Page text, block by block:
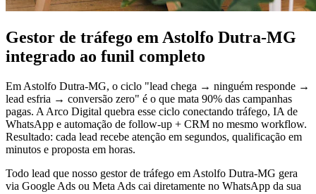
Gestor de tráfego em Astolfo Dutra-MG
integrado ao funil completo
Em Astolfo Dutra-MG, o ciclo "lead chega → ninguém responde →
lead esfria → conversão zero" é o que mata 90% das campanhas
pagas. A Arco Digital quebra esse ciclo conectando tráfego, IA de
WhatsApp e automação de follow-up + CRM no mesmo workflow.
Resultado: cada lead recebe atenção em segundos, qualificação em
minutos e proposta em horas.
Todo lead que nosso gestor de tráfego em Astolfo Dutra-MG gera
via Google Ads ou Meta Ads cai diretamente no WhatsApp da sua